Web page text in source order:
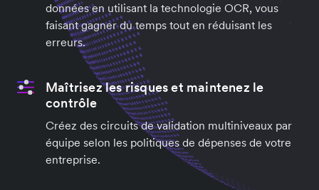
données en utilisant la technologie OCR, vous
faisant gagner du temps tout en réduisant les
erreurs.
Maîtrisez les risques et maintenez le
contrôle
Créez des circuits de validation multiniveaux par
équipe selon les politiques de dépenses de votre
entreprise.